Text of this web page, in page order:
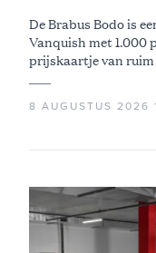
De Brabus Bodo is
Vanquish met 1.000
prijskaartje van ruim
8 AUGUSTUS 2026